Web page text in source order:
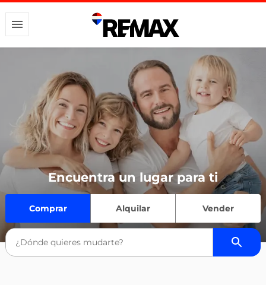
Encuentra un lugar para ti
Comprar Alquilar Vender